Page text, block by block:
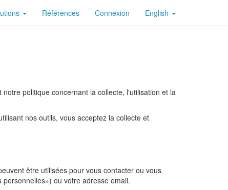
Références Connexion English
politique concernant la collecte, l'utilisation et la
nos outils, vous acceptez la collecte et
être utilisées pour vous contacter ou vous
ou votre adresse email.